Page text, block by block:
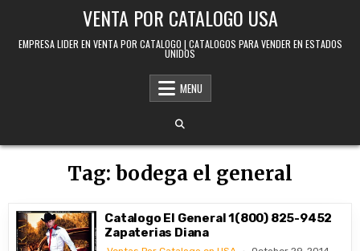
VENTA POR CATALOGO USA
EMPRESA LIDER EN VENTA POR CATALOGO | CATALOGOS PARA VENDER EN ESTADOS
UNIDOS
MENU
Tag: bodega el general
Catalogo El General 1(800) 825-9452
Zapaterias Diana